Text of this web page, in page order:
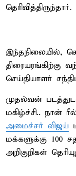
தெரிவித்திருந்தார்.
இந்தநிலையில்,
திரையரங்கிற்கு
செய்தியாளர்
முதல்வன்
மகிழ்ச்சி.. நான்
அமைச்சர் விஜய்
மக்களுக்கு 100
அறிகுறிகள்